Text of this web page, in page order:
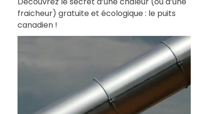
fraicheur) gratuite et écologique : le puits
canadien !